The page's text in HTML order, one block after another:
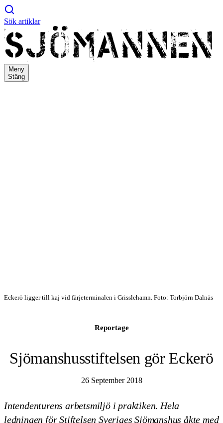
Sök artiklar
Meny
Stäng
Eckerö ligger till kaj vid färjeterminalen i Grisslehamn. Foto: Torbjörn Dalnäs
Reportage
Sjömanshusstiftelsen gör Eckerö
26 September 2018
Intendenturens arbetsmiljö i praktiken. Hela
ledningen för Stiftelsen Sveriges Sjömanshus åkte med